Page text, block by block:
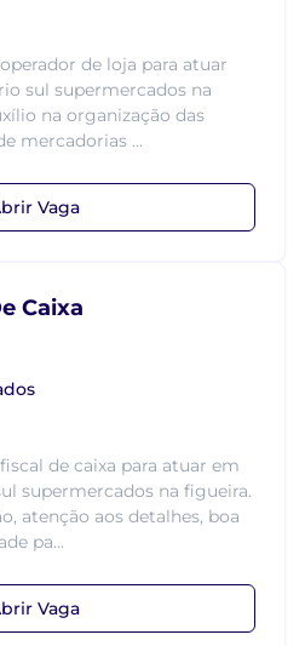
de loja para atuar
sul supermercados na
na organização das
mercadorias ...
Vaga
Caixa
de caixa para atuar em
supermercados na figueira.
atenção aos detalhes, boa
pa...
Vaga